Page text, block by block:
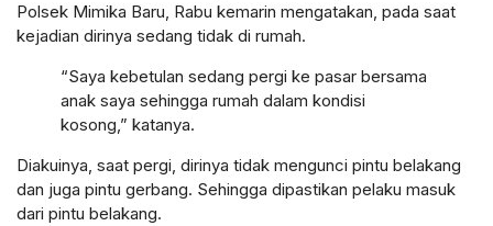
Polsek Mimika Baru, Rabu kemarin mengatakan, pada saat
kejadian dirinya sedang tidak di rumah.
“Saya kebetulan sedang pergi ke pasar bersama
anak saya sehingga rumah dalam kondisi
kosong,” katanya.
Diakuinya, saat pergi, dirinya tidak mengunci pintu belakang
dan juga pintu gerbang. Sehingga dipastikan pelaku masuk
dari pintu belakang.